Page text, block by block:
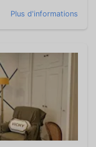
Plus d'informations